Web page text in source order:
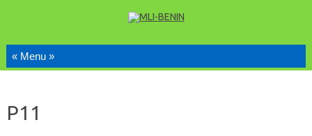
Skip to content
P11